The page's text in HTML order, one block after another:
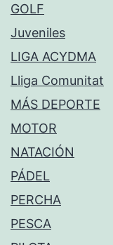
GOLF
Juveniles
LIGA ACYDMA
Lliga Comunitat
MÁS DEPORTE
MOTOR
NATACIÓN
PÁDEL
PERCHA
PESCA